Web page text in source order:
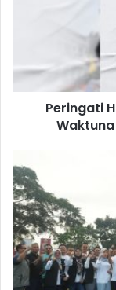
Peringati